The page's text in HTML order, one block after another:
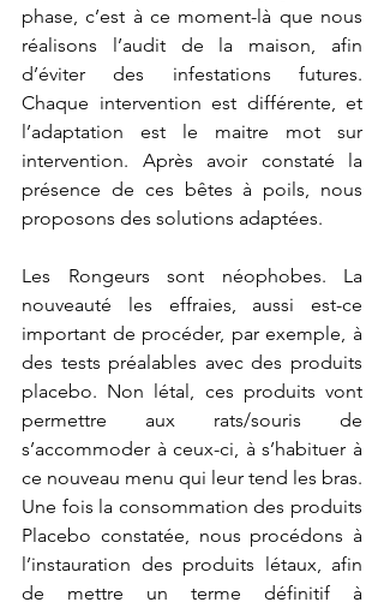
phase, c’est à ce moment-là que nous
réalisons l’audit de la maison, afin
d’éviter des infestations futures.
Chaque intervention est différente, et
l’adaptation est le maitre mot sur
intervention. Après avoir constaté la
présence de ces bêtes à poils, nous
proposons des solutions adaptées.
Les Rongeurs sont néophobes. La
nouveauté les effraies, aussi est-ce
important de procéder, par exemple, à
des tests préalables avec des produits
placebo. Non létal, ces produits vont
permettre aux rats/souris de
s’accommoder à ceux-ci, à s’habituer à
ce nouveau menu qui leur tend les bras.
Une fois la consommation des produits
Placebo constatée, nous procédons à
l’instauration des produits létaux, afin
de mettre un terme définitif à